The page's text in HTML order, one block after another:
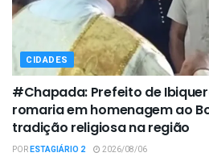
CIDADES
#Chapada: Prefeito de
romaria em homenagem ao
tradição religiosa na região
PORESTAGIÁRIO 2 2026/08/06